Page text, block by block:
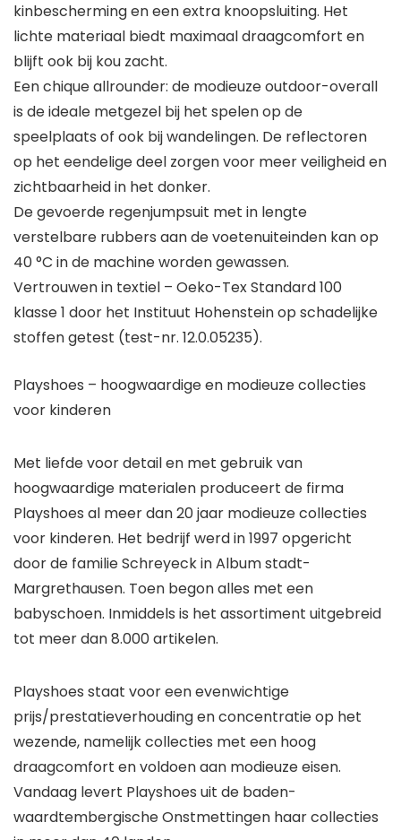
kinbescherming en een extra knoopsluiting. Het
lichte materiaal biedt maximaal draagcomfort en
blijft ook bij kou zacht.
Een chique allrounder: de modieuze outdoor-overall
is de ideale metgezel bij het spelen op de
speelplaats of ook bij wandelingen. De reflectoren
op het eendelige deel zorgen voor meer veiligheid en
zichtbaarheid in het donker.
De gevoerde regenjumpsuit met in lengte
verstelbare rubbers aan de voetenuiteinden kan op
40 °C in de machine worden gewassen.
Vertrouwen in textiel – Oeko-Tex Standard 100
klasse 1 door het Instituut Hohenstein op schadelijke
stoffen getest (test-nr. 12.0.05235).
Playshoes – hoogwaardige en modieuze collecties
voor kinderen
Met liefde voor detail en met gebruik van
hoogwaardige materialen produceert de firma
Playshoes al meer dan 20 jaar modieuze collecties
voor kinderen. Het bedrijf werd in 1997 opgericht
door de familie Schreyeck in Album stadt-
Margrethausen. Toen begon alles met een
babyschoen. Inmiddels is het assortiment uitgebreid
tot meer dan 8.000 artikelen.
Playshoes staat voor een evenwichtige
prijs/prestatieverhouding en concentratie op het
wezende, namelijk collecties met een hoog
draagcomfort en voldoen aan modieuze eisen.
Vandaag levert Playshoes uit de baden-
waardtembergische Onstmettingen haar collecties